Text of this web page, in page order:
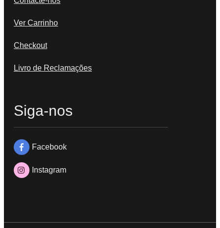
Ver Carrinho
Checkout
Livro de Reclamações
Siga-nos
Facebook
Instagram